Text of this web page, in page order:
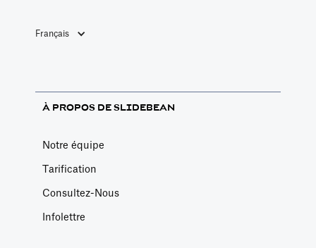
Français
À PROPOS DE SLIDEBEAN
Notre équipe
Tarification
Consultez-Nous
Infolettre